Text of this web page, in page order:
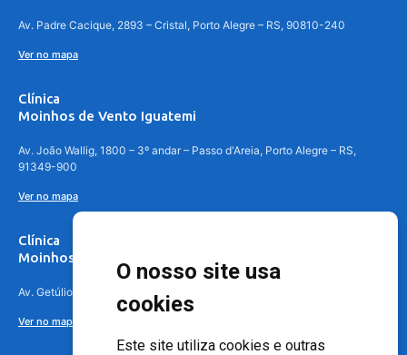
O nosso site usa
cookies
Este site utiliza cookies e outras
Av. Padre Cacique, 2893 – Cristal, Porto Alegre – RS, 90810-240
Ver no mapa
Clínica
Moinhos de Vento Iguatemi
Av. João Wallig, 1800 – 3º andar – Passo d'Areia, Porto Alegre – RS,
91349-900
Ver no mapa
Clínica
Moinhos de Vento Canoas
Av. Getúlio Vargas, 4841 – Centro, Canoas – RS, 92010-010
Ver no mapa